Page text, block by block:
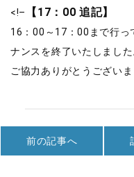
<!– 【17：00 追記】
16：00～17：00まで行っ
ナンスを終了いたしました
ご協力ありがとうござい
前の記事へ